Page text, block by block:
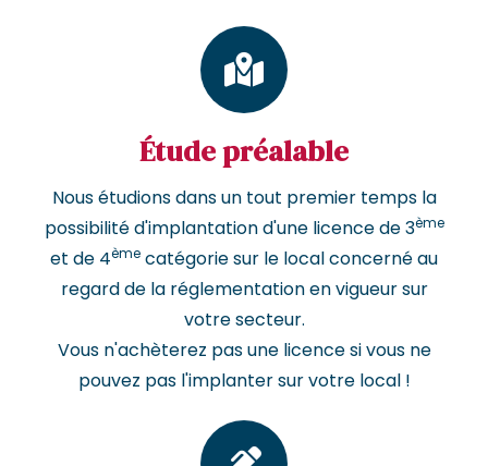
Étude préalable
Nous étudions dans un tout premier temps la
possibilité d'implantation d'une licence de 3ème
et de 4ème catégorie sur le local concerné au
regard de la réglementation en vigueur sur
votre secteur.
Vous n'achèterez pas une licence si vous ne
pouvez pas l'implanter sur votre local !